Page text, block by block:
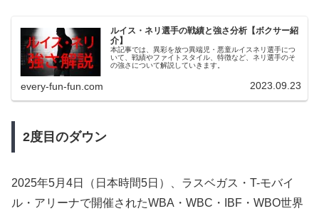
ルイス・ネリ選手の戦績と強さ分析【ボクサー紹
介】
本記事では、異彩を放つ異端児・悪童ルイスネリ選手につ
いて、戦績やファイトスタイル、特徴など、ネリ選手のそ
の強さについて解説していきます。
every-fun-fun.com 2023.09.23
2度目のダウン
2025年5月4日（日本時間5日）、ラスベガス・T-モバイ
ル・アリーナで開催されたWBA・WBC・IBF・WBO世界